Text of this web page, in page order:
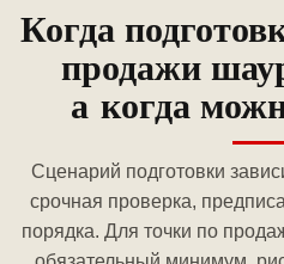
Когда
продажи
а когда
Сценарий подготовки
срочная проверка,
порядка. Для точки по